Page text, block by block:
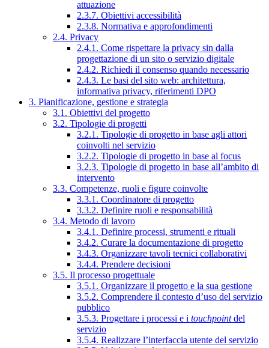
attuazione
2.3.7. Obiettivi accessibilità
2.3.8. Normativa e approfondimenti
2.4. Privacy
2.4.1. Come rispettare la privacy sin dalla
progettazione di un sito o servizio digitale
2.4.2. Richiedi il consenso quando necessario
2.4.3. Le basi del sito web: architettura,
informativa privacy, riferimenti DPO
3. Pianificazione, gestione e strategia
3.1. Obiettivi del progetto
3.2. Tipologie di progetti
3.2.1. Tipologie di progetto in base agli attori
coinvolti nel servizio
3.2.2. Tipologie di progetto in base al focus
3.2.3. Tipologie di progetto in base all’ambito di
intervento
3.3. Competenze, ruoli e figure coinvolte
3.3.1. Coordinatore di progetto
3.3.2. Definire ruoli e responsabilità
3.4. Metodo di lavoro
3.4.1. Definire processi, strumenti e rituali
3.4.2. Curare la documentazione di progetto
3.4.3. Organizzare tavoli tecnici collaborativi
3.4.4. Prendere decisioni
3.5. Il processo progettuale
3.5.1. Organizzare il progetto e la sua gestione
3.5.2. Comprendere il contesto d’uso del servizio
pubblico
3.5.3. Progettare i processi e i touchpointdel
servizio
3.5.4. Realizzare l’interfaccia utente del servizio